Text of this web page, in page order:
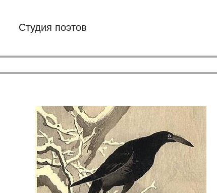
Студия поэтов